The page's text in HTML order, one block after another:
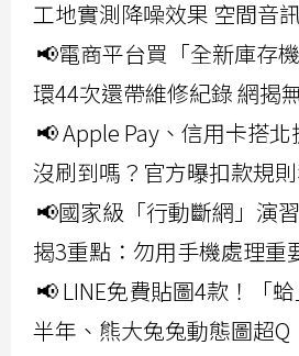
工地實測降噪效果 空間音
📢電商平台買「全新庫存
環44次還帶維修紀錄 網揭
📢 Apple Pay、信用卡搭
沒刷到嗎？官方曝扣款規
📢國家級「行動斷網」演
揭3重點：勿用手機處理重
📢 LINE免費貼圖4款！「
半年、熊大兔兔動態圖超Q